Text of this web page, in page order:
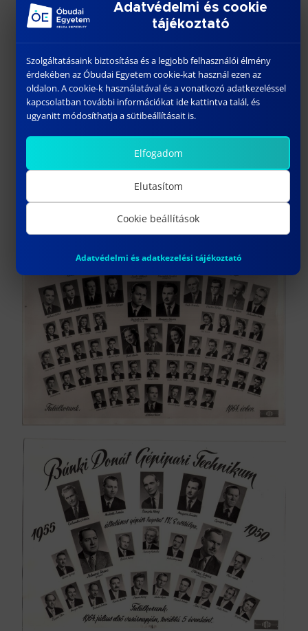
Adatvédelmi és cookie
tájékoztató
Szolgáltatásaink biztosítása és a legjobb felhasználói élmény
érdekében az Óbudai Egyetem cookie-kat használ ezen az
oldalon. A cookie-k használatával és a vonatkozó adatkezeléssel
kapcsolatban további információkat ide kattintva talál, és
ugyanitt módosíthatja a sütibeállításait is.
Elfogadom
Elutasítom
Cookie beállítások
Adatvédelmi és adatkezelési tájékoztató